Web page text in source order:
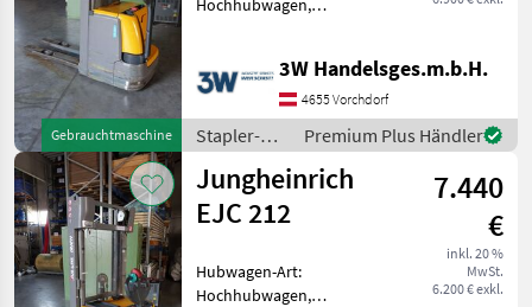
Gebrauchtmaschine
Lagertechnik /
Hochhubwagen, Tragkraft:
1400kg, Hubhöhe: 4690mm,
Stapler- und Lagertechnik
Lagertechn
3W Handelsges.m.b.H.
4655 Vorchdorf
Stapler-
und
Lagertechnik
/
Jungheinrich
Premium Plus Händler
Jungheinrich
EJC 212
7.440
€
inkl. 20 %
MwSt.
6.200 € exkl.
Hubwagen-Art:
Hochhubwagen,